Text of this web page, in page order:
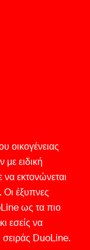
οικογένειας
ειδική
εκτονώνεται
Οι έξυπνες
ως τα πιο
εσείς να
σειράς DuoLine.